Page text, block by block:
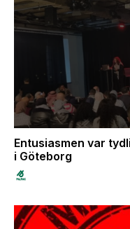
Entusiasmen var
i Göteborg